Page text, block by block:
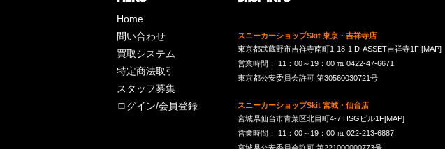
Home
問い合わせ
買取システム
特定商法取引
スタッフ募集
ログイン/会員登録
スニーカーショップSkit 東京・吉祥寺店
東京都武蔵野市吉祥寺南町1-18-1 D-ASSET吉祥寺1F [MAP]
営業時間： 11：00～19：00 ℡ 0422-47-6671
東京都公安委員会許可 第30560030721号
スニーカーショップSkit 宮城・仙台店
宮城県仙台市青葉区北目町4-7 HSGビル1F[MAP]
営業時間： 11：00～19：00 ℡ 022-213-6887